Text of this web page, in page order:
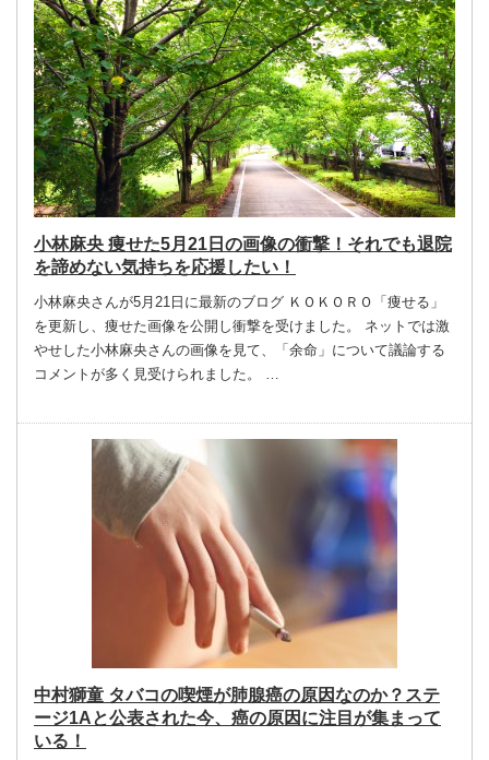
小林麻央 痩せた5月21日の画像の衝撃！それでも退院
を諦めない気持ちを応援したい！
小林麻央さんが5月21日に最新のブログ ＫＯＫＯＲＯ「痩せる」
を更新し、痩せた画像を公開し衝撃を受けました。 ネットでは激
やせした小林麻央さんの画像を見て、「余命」について議論する
コメントが多く見受けられました。 …
中村獅童 タバコの喫煙が肺腺癌の原因なのか？ステ
ージ1Aと公表された今、癌の原因に注目が集まって
いる！